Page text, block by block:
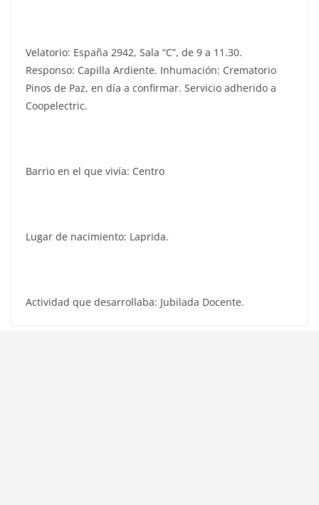
Velatorio: España 2942, Sala “C”, de 9 a 11.30.
Responso: Capilla Ardiente. Inhumación: Crematorio
Pinos de Paz, en día a confirmar. Servicio adherido a
Coopelectric.
Barrio en el que vivía: Centro
Lugar de nacimiento: Laprida.
Actividad que desarrollaba: Jubilada Docente.